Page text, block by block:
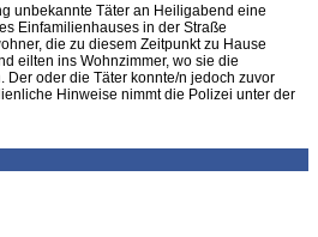
unbekannte Täter an Heiligabend eine
Einfamilienhauses in der Straße
die zu diesem Zeitpunkt zu Hause
eilten ins Wohnzimmer, wo sie die
Der oder die Täter konnte/n jedoch zuvor
Hinweise nimmt die Polizei unter der